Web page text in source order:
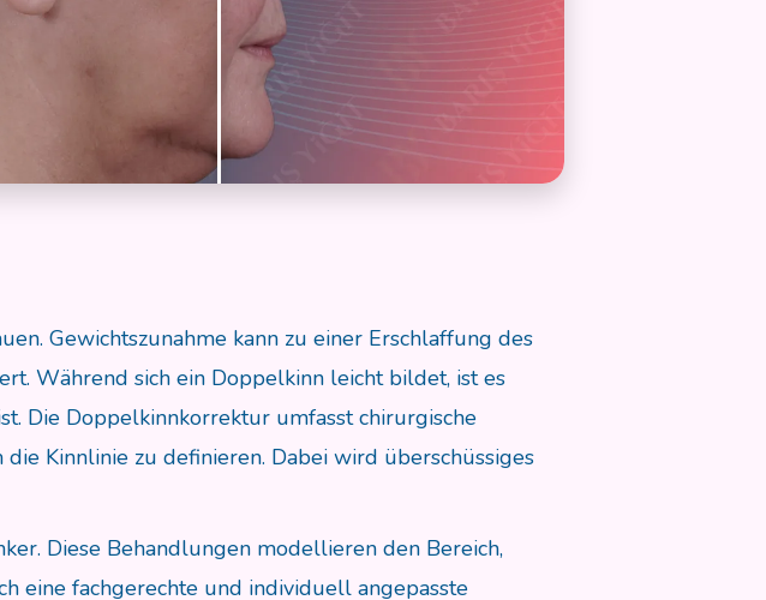
Gewichtszunahme kann zu einer Erschlaffung des
Während sich ein Doppelkinn leicht bildet, ist es
Die Doppelkinnkorrektur umfasst chirurgische
Kinnlinie zu definieren. Dabei wird überschüssiges
Diese Behandlungen modellieren den Bereich,
eine fachgerechte und individuell angepasste